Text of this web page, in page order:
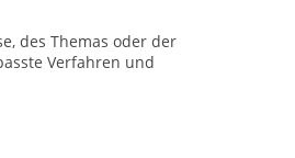
des Themas oder der
Verfahren und